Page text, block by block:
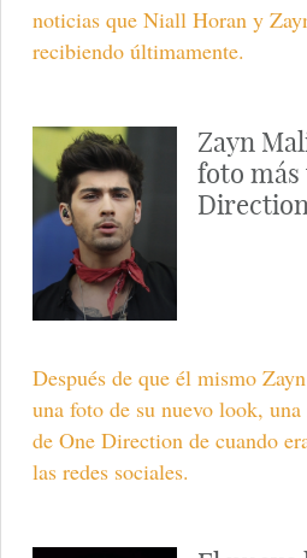
noticias que Niall Horan y
recibiendo últimamente.
Zayn
foto más
Después de que él mismo
una foto de su nuevo look,
de One Direction de cuando
las redes sociales.